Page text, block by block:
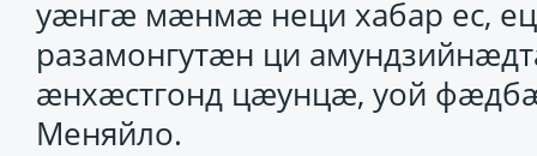
уӕнгӕ мӕнмӕ неци хабар ес,
разамонгутӕн ци
ӕнхӕстгонд цӕунцӕ, уой
Меняйло.